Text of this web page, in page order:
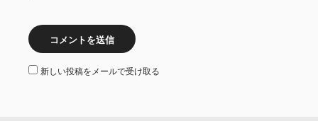
新しい投稿をメールで受け取る